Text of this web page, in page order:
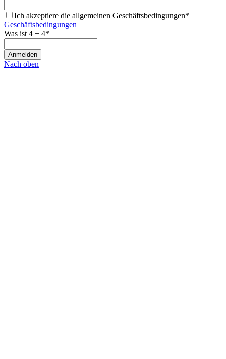
Ich akzeptiere die allgemeinen Geschäftsbedingungen*
Geschäftsbedingungen
Was ist 4 + 4*
Nach oben